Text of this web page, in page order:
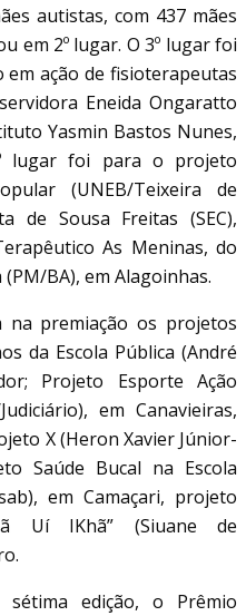
autistas, com 437 mães
em 2º lugar. O 3º lugar foi
em ação de fisioterapeutas
Eneida Ongaratto
Yasmin Bastos Nunes,
lugar foi para o projeto
(UNEB/Teixeira de
de Sousa Freitas (SEC),
As Meninas, do
BA), em Alagoinhas.
na premiação os projetos
da Escola Pública (André
Projeto Esporte Ação
em Canavieiras,
X (Heron Xavier Júnior-
Saúde Bucal na Escola
em Camaçari, projeto
Uí IKhã” (Siuane de
edição, o Prêmio